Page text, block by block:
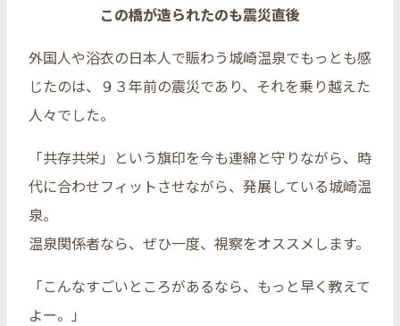
この橋が造られたのも震災直後
外国人や浴衣の日本人で賑わう城崎温泉でもっとも感
じたのは、９３年前の震災であり、それを乗り越えた
人々でした。
「共存共栄」という旗印を今も連綿と守りながら、時
代に合わせフィットさせながら、発展している城崎温
泉。
温泉関係者なら、ぜひ一度、視察をオススメします。
「こんなすごいところがあるなら、もっと早く教えて
よー。」